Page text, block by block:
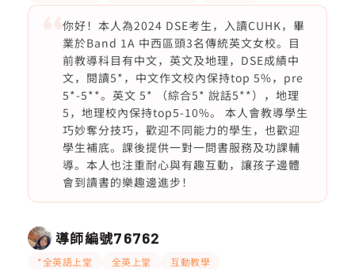
你好！本人為2024 DSE考生，入讀CUHK，畢
業於Band 1A 中西區頭3名傳統英文女校。目
前教導科目有中文，英文及地理，DSE成績中
文，閱讀5*，中文作文校內保持top 5%，pre
5*-5**。英文 5* （綜合5* 說話5**），地理
5，地理校內保持top5-10%。 本人會教導學生
巧妙奪分技巧，歡迎不同能力的學生，也歡迎
學生補底。課後提供一對一問書服務及功課輔
導。本人也注重耐心與有趣互動，讓孩子邊體
會到讀書的樂趣邊進步！
導師編號76762
*全英語上堂 全英上堂 互動教學